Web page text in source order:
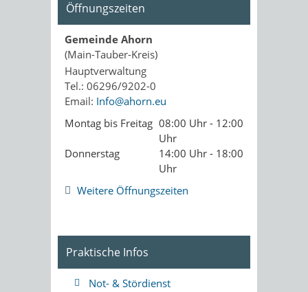
Öffnungszeiten
Gemeinde Ahorn
(Main-Tauber-Kreis)
Hauptverwaltung
Tel.: 06296/9202-0
Email: Info@ahorn.eu
Montag bis Freitag 08:00 Uhr - 12:00
Uhr
Donnerstag
14:00 Uhr - 18:00
Uhr
Weitere Öffnungszeiten
Praktische Infos
Not- & Stördienst